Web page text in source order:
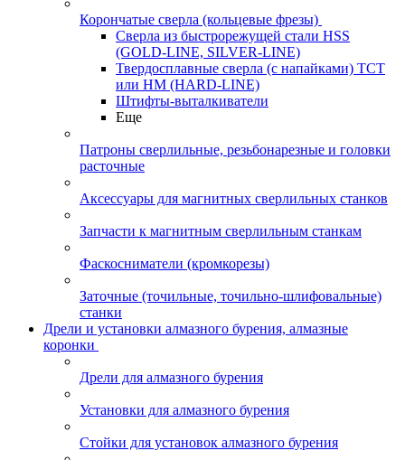
Корончатые сверла (кольцевые фрезы)
Сверла из быстрорежущей стали HSS
(GOLD-LINE, SILVER-LINE)
Твердосплавные сверла (с напайками) ТСТ
или HM (HARD-LINE)
Штифты-выталкиватели
Еще
Патроны сверлильные, резьбонарезные и головки
расточные
Аксессуары для магнитных сверлильных станков
Запчасти к магнитным сверлильным станкам
Фаскосниматели (кромкорезы)
Заточные (точильные, точильно-шлифовальные)
станки
Дрели и установки алмазного бурения, алмазные
коронки
Дрели для алмазного бурения
Установки для алмазного бурения
Стойки для установок алмазного бурения